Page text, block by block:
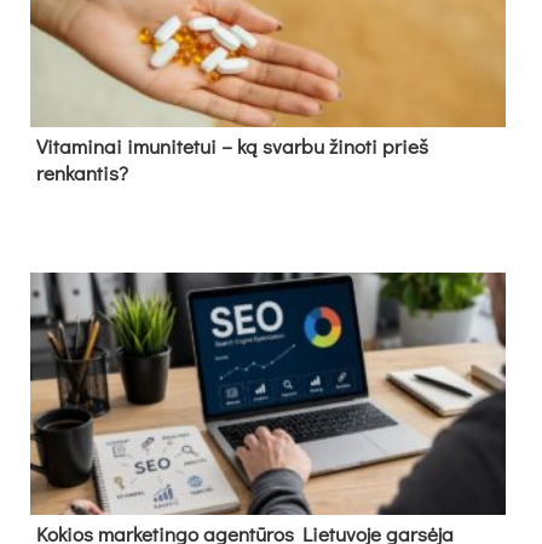
Vitaminai imunitetui – ką svarbu žinoti prieš
renkantis?
Kokios marketingo agentūros Lietuvoje garsėja